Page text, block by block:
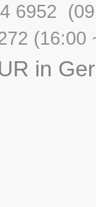
6952
(
in